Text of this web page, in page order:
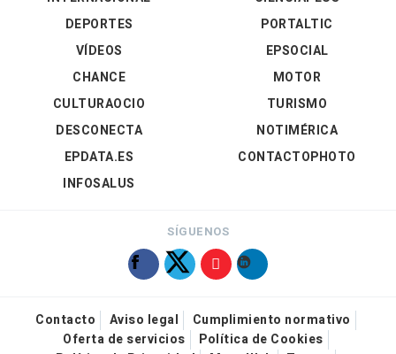
DEPORTES
VÍDEOS
PORTALTIC
EPSOCIAL
CHANCE
CULTURAOCIO
DESCONECTA
EPDATA.ES
INFOSALUS
MOTOR
TURISMO
NOTIMÉRICA
CONTACTOPHOTO
SÍGUENOS
Contacto Aviso legal
Cumplimiento normativo
Oferta de servicios
Política de Cookies